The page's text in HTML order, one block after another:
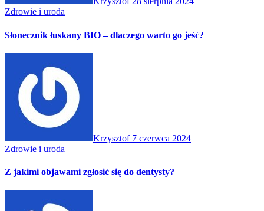
Zdrowie i uroda
Słonecznik łuskany BIO – dlaczego warto go jeść?
Krzysztof 7 czerwca 2024
Zdrowie i uroda
Z jakimi objawami zgłosić się do dentysty?